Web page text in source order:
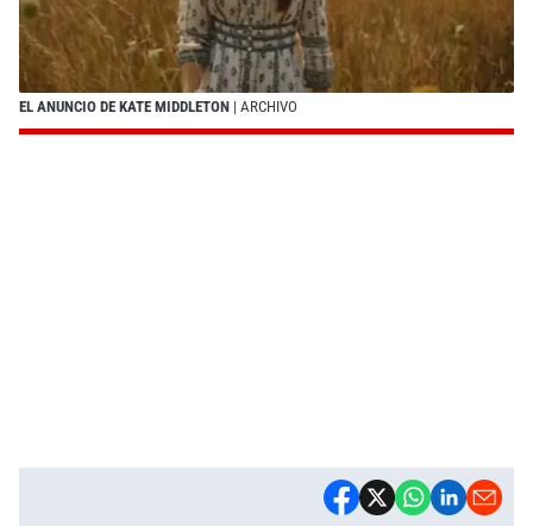
EL ANUNCIO DE KATE MIDDLETON | ARCHIVO